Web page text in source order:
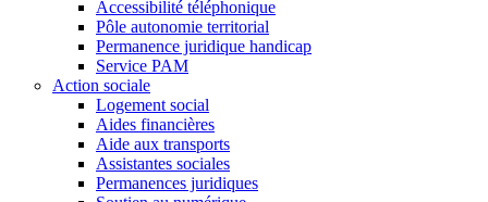
Accessibilité téléphonique
Pôle autonomie territorial
Permanence juridique handicap
Service PAM
Action sociale
Logement social
Aides financières
Aide aux transports
Assistantes sociales
Permanences juridiques